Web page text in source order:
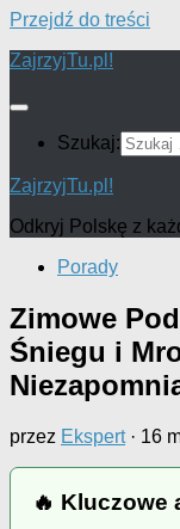
Przejdź do treści
ZajrzyjTu.pl!
Szukaj:
ZajrzyjTu.pl!
Odkryj Polskę z
Porady
Zimowe
Śniegu i
przez Ekspert· 16
🔥 Kluczowe